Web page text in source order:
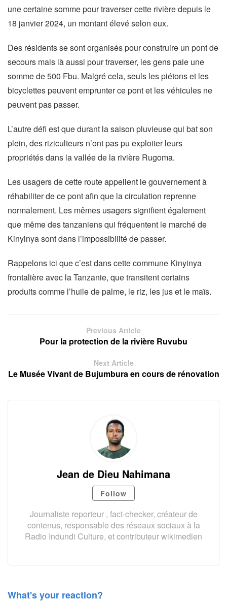
une certaine somme pour traverser cette rivière depuis le
18 janvier 2024, un montant élevé selon eux.
Des résidents se sont organisés pour construire un pont de
secours mais là aussi pour traverser, les gens paie une
somme de 500 Fbu. Malgré cela, seuls les piétons et les
bicyclettes peuvent emprunter ce pont et les véhicules ne
peuvent pas passer.
L’autre défi est que durant la saison pluvieuse qui bat son
plein, des riziculteurs n’ont pas pu exploiter leurs
propriétés dans la vallée de la rivière Rugoma.
Les usagers de cette route appellent le gouvernement à
réhabiliter de ce pont afin que la circulation reprenne
normalement. Les mêmes usagers signifient également
que même des tanzaniens qui fréquentent le marché de
Kinyinya sont dans l’impossibilité de passer.
Rappelons ici que c’est dans cette commune Kinyinya
frontalière avec la Tanzanie, que transitent certains
produits comme l’huile de palme, le riz, les jus et le maïs.
Previous Article
Pour la protection de la rivière Ruvubu
Next Article
Le Musée Vivant de Bujumbura en cours de rénovation
Jean de Dieu Nahimana
Follow
Journaliste reporteur , fact-checker, créateur de
contenus, responsable des réseaux sociaux à la
Radio Indundi Culture, et contributeur wikimedien
What's your reaction?